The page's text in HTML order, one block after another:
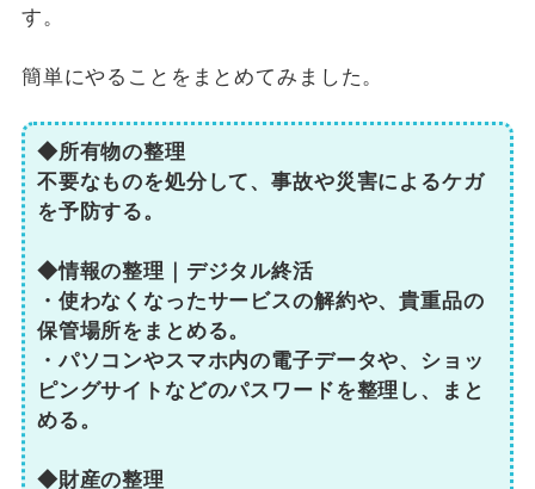
す。
簡単にやることをまとめてみました。
◆所有物の整理
不要なものを処分して、事故や災害によるケガ
を予防する。
◆情報の整理｜デジタル終活
・使わなくなったサービスの解約や、貴重品の
保管場所をまとめる。
・パソコンやスマホ内の電子データや、ショッ
ピングサイトなどのパスワードを整理し、まと
める。
◆財産の整理